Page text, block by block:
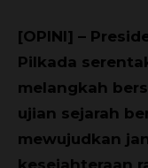
[OPINI] –
Pilkada
melangkah
ujian sejarah
mewujudkan
kesejahteraan